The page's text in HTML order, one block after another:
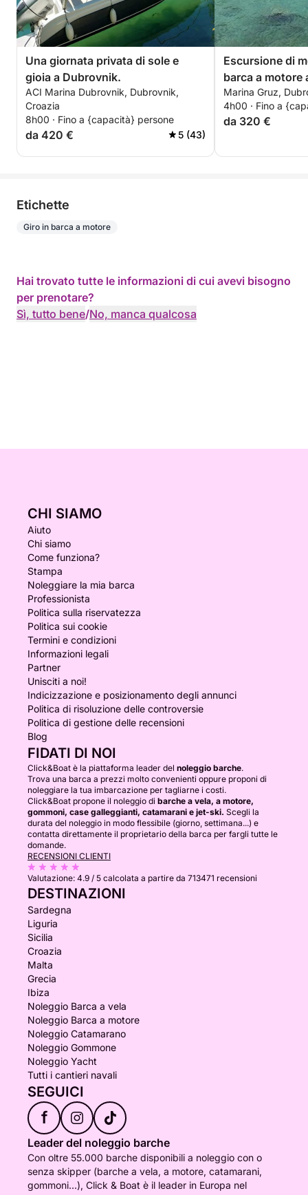
Una giornata privata di sole e
gioia a Dubrovnik.
ACI Marina Dubrovnik, Dubrovnik,
Croazia
8h00 · Fino a {capacità} persone
da 420 € 5 (43)
Escursione di
barca a motore
Marina Gruz,
4h00 · Fino a
da 320 €
Etichette
Giro in barca a motore
Hai trovato tutte le informazioni di cui avevi bisogno
per prenotare?
Sì, tutto bene/No, manca qualcosa
CHI SIAMO
Aiuto
Chi siamo
Come funziona?
Stampa
Noleggiare la mia barca
Professionista
Politica sulla riservatezza
Politica sui cookie
Termini e condizioni
Informazioni legali
Partner
Unisciti a noi!
Indicizzazione e posizionamento degli annunci
Politica di risoluzione delle controversie
Politica di gestione delle recensioni
Blog
FIDATI DI NOI
Click&Boat è la piattaforma leader del noleggio barche.
Trova una barca a prezzi molto convenienti oppure proponi di
noleggiare la tua imbarcazione per tagliarne i costi.
Click&Boat propone il noleggio di barche a vela, a motore,
gommoni, case galleggianti, catamarani e jet-ski. Scegli la
durata del noleggio in modo flessibile (giorno, settimana...) e
contatta direttamente il proprietario della barca per fargli tutte le
domande.
RECENSIONI CLIENTI
Valutazione: 4.9 / 5 calcolata a partire da 713471 recensioni
DESTINAZIONI
Sardegna
Liguria
Sicilia
Croazia
Malta
Grecia
Ibiza
Noleggio Barca a vela
Noleggio Barca a motore
Noleggio Catamarano
Noleggio Gommone
Noleggio Yacht
Tutti i cantieri navali
SEGUICI
f
Leader del noleggio barche
Con oltre 55.000 barche disponibili a noleggio con o
senza skipper (barche a vela, a motore, catamarani,
gommoni...), Click & Boat è il leader in Europa nel